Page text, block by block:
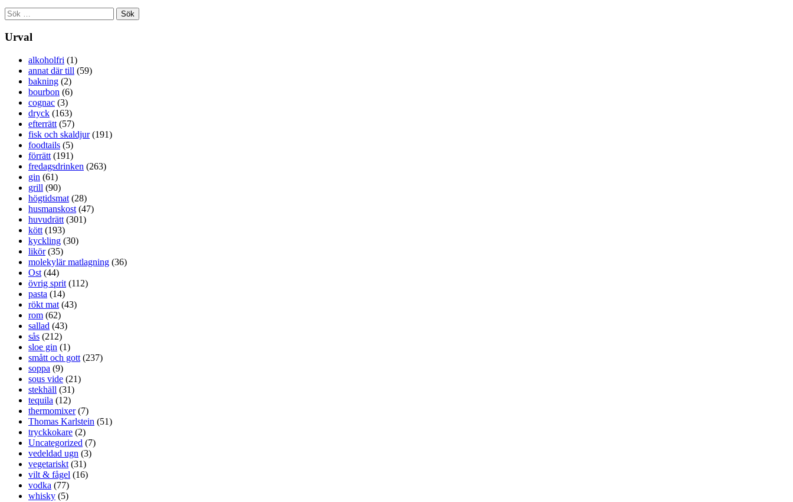
Sök
efter:
Urval
alkoholfri (1)
annat där till (59)
bakning (2)
bourbon (6)
cognac (3)
dryck (163)
efterrätt (57)
fisk och skaldjur(191)
foodtails (5)
förrätt (191)
fredagsdrinken (263)
gin (61)
grill (90)
högtidsmat (28)
husmanskost (47)
huvudrätt (301)
kött (193)
kyckling (30)
likör(35)
molekylär matlagning (36)
Ost (44)
övrig sprit (112)
pasta (14)
rökt mat (43)
rom (62)
sallad (43)
sås (212)
sloe gin (1)
smått och gott (237)
soppa (9)
sous vide (21)
stekhäll (31)
tequila (12)
thermomixer(7)
Thomas Karlstein (51)
tryckkokare (2)
Uncategorized (7)
vedeldad ugn (3)
vegetariskt (31)
vilt & fågel (16)
vodka (77)
whisky (5)